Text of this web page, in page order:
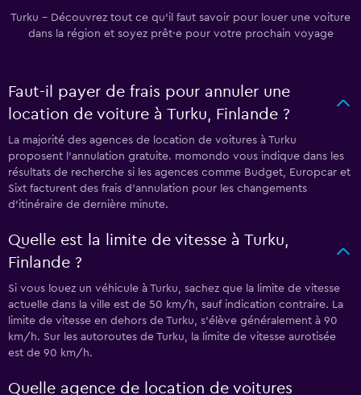
Turku - Découvrez tout ce qu’il faut savoir pour louer une voiture
dans la région et soyez prêt·e pour votre prochain voyage
Faut-il payer de frais pour annuler une
location de voiture à Turku, Finlande ?
La majorité des agences de location de voitures à Turku
proposent l’annulation gratuite. momondo vous indique dans les
résultats de recherche si les agences comme Budget, Europcar et
Sixt facturent des frais d’annulation pour les changements
d’itinéraire de dernière minute.
Quelle est la limite de vitesse à Turku,
Finlande ?
Si vous louez un véhicule à Turku, sachez que la limite de vitesse
actuelle dans la ville est de 50 km/h, sauf indication contraire. La
limite de vitesse en dehors de Turku, s’élève généralement à 90
km/h. Sur les autoroutes de Turku, la limite de vitesse aurotisée
est de 90 km/h.
Quelle agence de location de voitures